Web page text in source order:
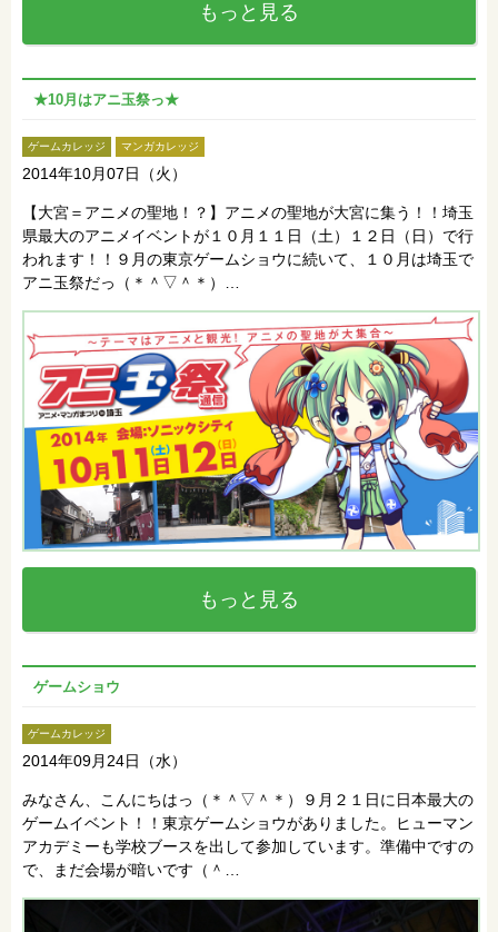
もっと見る
★10月はアニ玉祭っ★
ゲームカレッジ マンガカレッジ
2014年10月07日（火）
【大宮＝アニメの聖地！？】アニメの聖地が大宮に集う！！埼玉
県最大のアニメイベントが１０月１１日（土）１２日（日）で行
われます！！９月の東京ゲームショウに続いて、１０月は埼玉で
アニ玉祭だっ（＊＾▽＾＊）…
もっと見る
ゲームショウ
ゲームカレッジ
2014年09月24日（水）
みなさん、こんにちはっ（＊＾▽＾＊）９月２１日に日本最大の
ゲームイベント！！東京ゲームショウがありました。ヒューマン
アカデミーも学校ブースを出して参加しています。準備中ですの
で、まだ会場が暗いです（＾…